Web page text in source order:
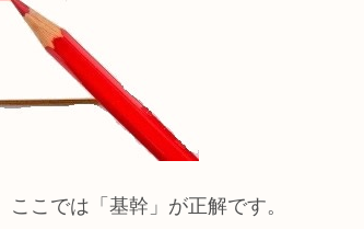
こでは「基幹」が正解です。